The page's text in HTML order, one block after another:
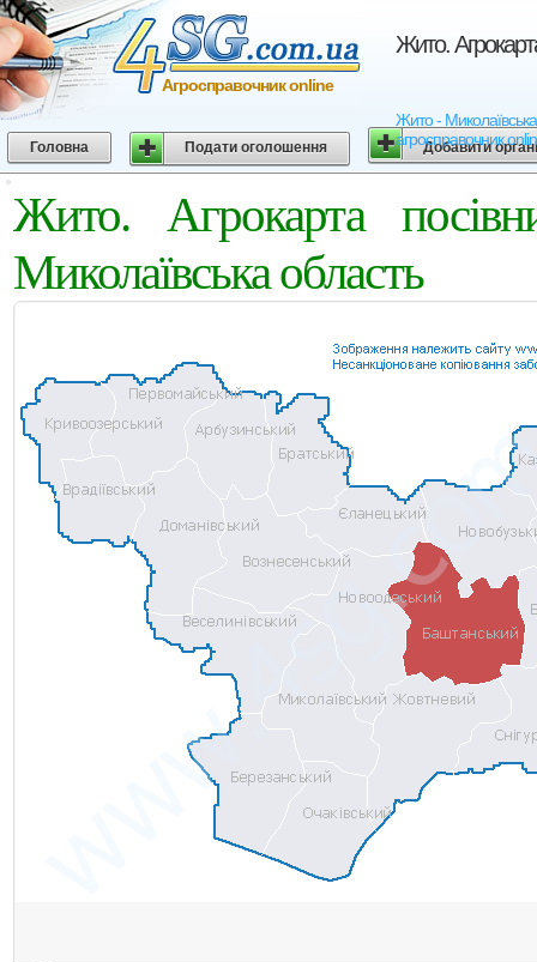
Жито.
Жито - Миколаївська
агросправочник
Агросправочник online
Головна Подати оголошення Добавити
Жито. Агрокарта
Миколаївська область